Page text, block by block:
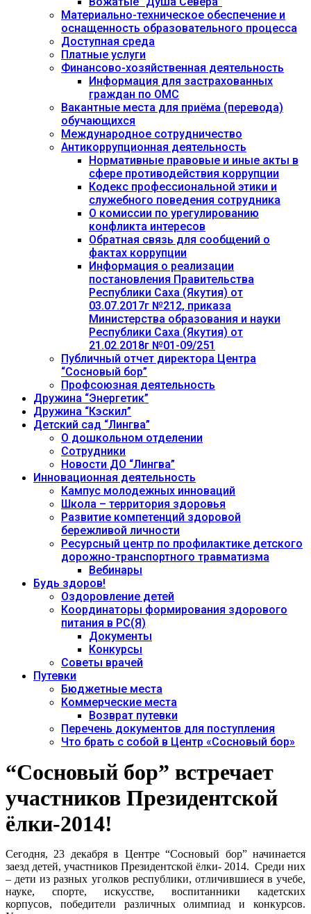
Материально-техническое обеспечение и
оснащенность образовательного процесса
Доступная среда
Платные услуги
Финансово-хозяйственная деятельность
Информация для застрахованных
граждан по ОМС
Вакантные места для приёма (перевода)
обучающихся
Международное сотрудничество
Антикоррупционная деятельность
Нормативные правовые и иные акты в
сфере противодействия коррупции
Кодекс профессиональной этики и
служебного поведения сотрудника
О комиссии по урегулированию
конфликта интересов
Обратная связь для сообщений о
фактах коррупции
Информация о реализации
постановления Правительства
Республики Саха (Якутия) от
03.07.2017г №212, приказа
Министерства образования и науки
Республики Саха (Якутия) от
21.02.2018г №01-09/251
Публичный отчет директора Центра
“Сосновый бор”
Профсоюзная деятельность
Дружина “Энергетик”
Дружина “Кэскил”
Детский сад “Лингва”
О дошкольном отделении
Сотрудники
Новости ДО “Лингва”
Инновационная деятельность
Кампус молодежных инноваций
Школа – территория здоровья
Развитие компетенций здоровой
бережливой личности
Ресурсный центр по профилактике детского
дорожно-транспортного травматизма
Вебинары
Будь здоров!
Оздоровление детей
Координаторы формирования здорового
питания в РС(Я)
Документы
Конкурсы
Советы врачей
Путевки
Бюджетные места
Коммерческие места
Возврат путевки
Перечень документов для поступления
Что брать с собой в Центр «Сосновый бор»
“Сосновый бор” встречает
участников Президентской
ёлки-2014!
Сегодня, 23 декабря в Центре “Сосновый бор” начинается
заезд детей, участников Президентской ёлки- 2014. Среди них
– дети из разных уголков республики, отличившиеся в учебе,
науке, спорте, искусстве, воспитанники кадетских
корпусов, победители различных олимпиад и конкурсов.